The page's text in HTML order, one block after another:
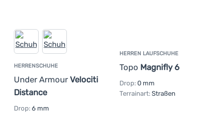
HERRENSCHUHE
Under Armour Velociti
Distance
Drop: 6 mm
HERREN LAUFSCHUHE
Topo Magnifly 6
Drop: 0 mm
Terrainart: Straßen